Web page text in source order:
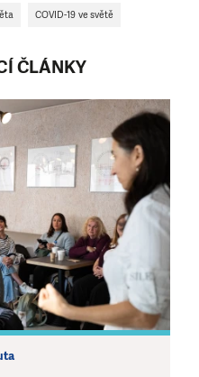
COVID-19 ve světě
ČLÁNKY